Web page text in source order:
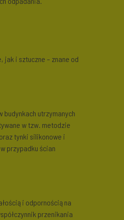
jak i sztuczne – znane od
utrzymanych
w tzw. metodzie
tynki silikonowe i
przypadku ścian
i odpornością na
przenikania